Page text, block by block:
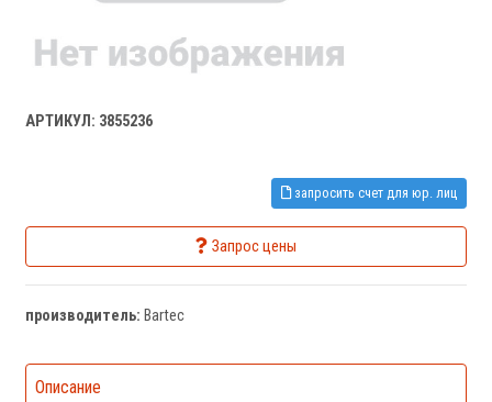
АРТИКУЛ: 3855236
запросить счет для юр. лиц
Запрос цены
производитель: Bartec
Описание